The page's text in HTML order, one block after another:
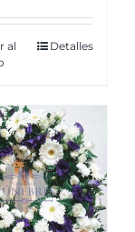
al
Detalles